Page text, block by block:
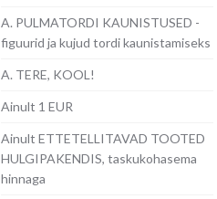
A. PULMATORDI KAUNISTUSED -
figuurid ja kujud tordi kaunistamiseks
A. TERE, KOOL!
Ainult 1 EUR
Ainult ETTETELLITAVAD TOOTED
HULGIPAKENDIS, taskukohasema
hinnaga